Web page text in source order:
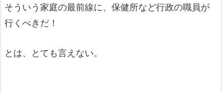
そういう家庭の最前線に、保健所など行政の職員が
行くべきだ！
とは、とても言えない。